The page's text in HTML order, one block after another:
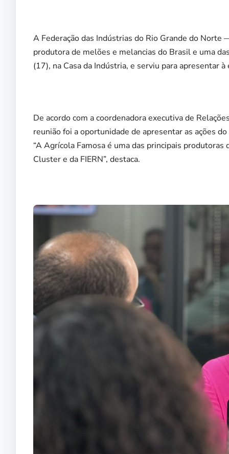
A Federação das Indústrias do Rio Grande do
produtora de melões e melancias do Brasil e uma
(17), na Casa da Indústria, e serviu para apresentar
De acordo com a coordenadora executiva de
reunião foi a oportunidade de apresentar as ações
“A Agrícola Famosa é uma das principais
Cluster e da FIERN”, destaca.